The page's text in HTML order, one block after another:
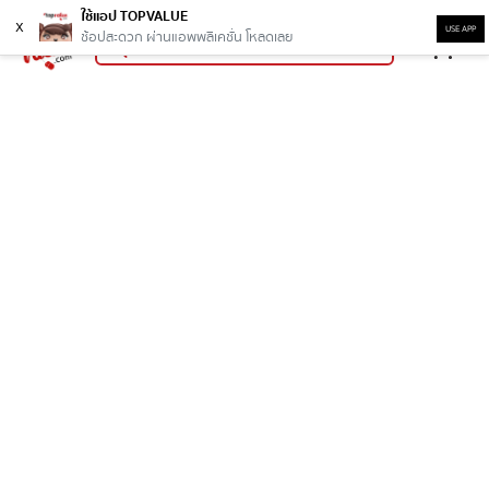
x
ใช้แอป TOPVALUE
ช้อปสะดวก ผ่านแอพพลิเคชั่น โหลดเลย
USE APP